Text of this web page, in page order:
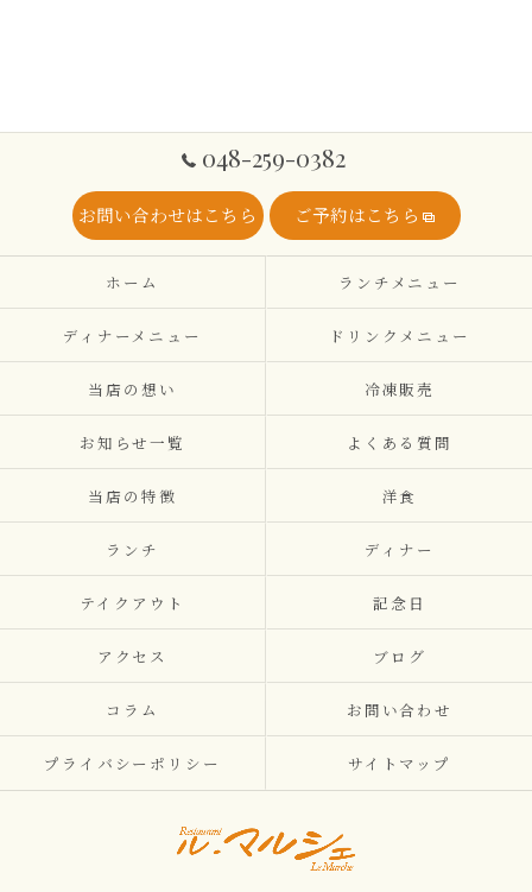
048-259-0382
お問い合わせはこちら ご予約はこちら
ホーム ランチメニュー
ディナーメニュー ドリンクメニュー
当店の想い 冷凍販売
お知らせ一覧 よくある質問
当店の特徴 洋食
ランチ ディナー
テイクアウト 記念日
アクセス ブログ
コラム お問い合わせ
プライバシーポリシー サイトマップ